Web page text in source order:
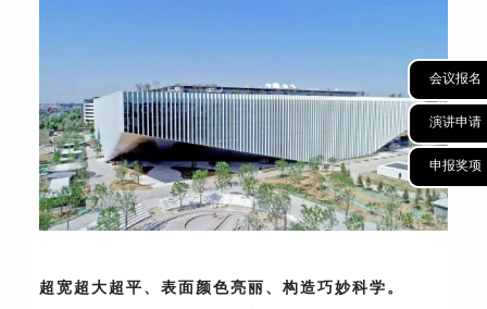
会议报名
演讲申请
申报奖项
超宽超大超平、表面颜色亮丽、构造巧妙科学。